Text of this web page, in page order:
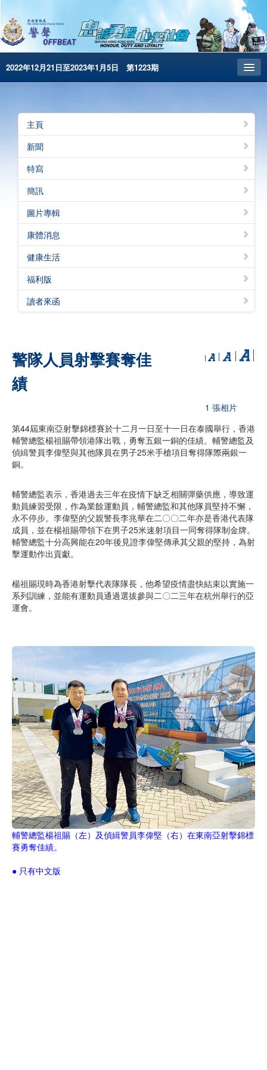
2022年12月21日至2023年1月5日 第1223期
昔日警聲
警務處主頁
简体版
English
電子書版
警聲特刊
主頁
新聞
特寫
簡訊
圖片專輯
康體消息
健康生活
福利版
讀者來函
警隊人員射擊賽奪佳
績
1 張相片
第44屆東南亞射擊錦標賽於十二月一日至十一日在泰國舉行，香港
輔警總監楊祖賜帶領港隊出戰，勇奪五銀一銅的佳績。輔警總監及
偵緝警員李偉堅與其他隊員在男子25米手槍項目奪得隊際兩銀一
銅。
輔警總監表示，香港過去三年在疫情下缺乏相關彈藥供應，導致運
動員練習受限，作為業餘運動員，輔警總監和其他隊員堅持不懈，
永不停步。李偉堅的父親警長李兆華在二〇〇二年亦是香港代表隊
成員，並在楊祖賜帶領下在男子25米速射項目一同奪得隊制金牌。
輔警總監十分高興能在20年後見證李偉堅傳承其父親的堅持，為射
擊運動作出貢獻。
楊祖賜現時為香港射擊代表隊隊長，他希望疫情盡快結束以實施一
系列訓練，並能有運動員通過選拔參與二〇二三年在杭州舉行的亞
運會。
輔警總監楊祖賜（左）及偵緝警員李偉堅（右）在東南亞射擊錦標
賽勇奪佳績。
● 只有中文版